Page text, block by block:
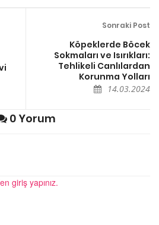
Sonraki Post
Köpeklerde Böcek
Sokmaları ve Isırıkları:
Tehlikeli Canlılardan
Korunma Yolları
14.03.2024
0 Yorum
giriş yapınız.